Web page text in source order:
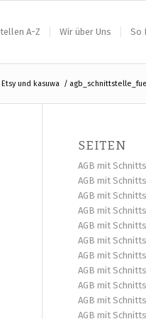
A-Z Wir über Uns So
und kasuwa /
SEITEN
AGB mit
AGB mit
AGB mit
AGB mit
AGB mit
AGB mit
AGB mit
AGB mit
AGB mit
AGB mit
AGB mit